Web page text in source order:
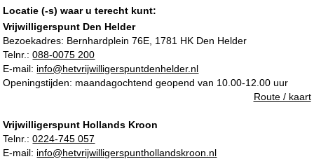
Locatie (-s) waar u terecht kunt:
Vrijwilligerspunt Den Helder
Bezoekadres: Bernhardplein 76E, 1781 HK Den Helder
Telnr.:088-0075 200
E-mail: info@hetvrijwilligerspuntdenhelder.nl
Openingstijden: maandagochtend geopend van 10.00-12.00 uur
Route / kaart
Vrijwilligerspunt Hollands Kroon
Telnr.:0224-745 057
E-mail: info@hetvrijwilligerspunthollandskroon.nl